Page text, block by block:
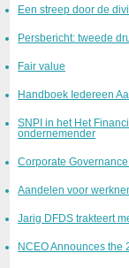
Een streep door de
Persbericht: tweede
Fair value
Handboek Iedereen
SNPI in het Het
ondernemender
Corporate
Aandelen voor
Jarig DFDS trakteert
NCEO Announces